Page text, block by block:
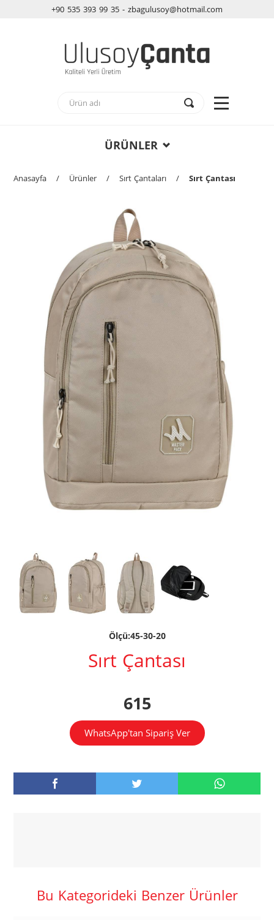
+90 535 393 99 35 - zbagulusoy@hotmail.com
ÜRÜNLER
Anasayfa / Ürünler / Sırt Çantaları / Sırt Çantası
Ölçü:45-30-20
Sırt Çantası
615
WhatsApp'tan Sipariş Ver
Bu Kategorideki Benzer Ürünler